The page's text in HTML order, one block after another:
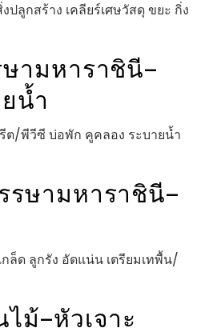
ปลูกสร้าง เคลียร์เศษวัสดุ ขยะ กิ่ง
ามหาราชินี–
น้ำ
ต/พีวีซี บ่อพัก คูคลอง ระบายน้ำ
รษามหาราชินี–
ล็ด ลูกรัง อัดแน่น เตรียมเทพื้น/
ม้–หัวเจาะ